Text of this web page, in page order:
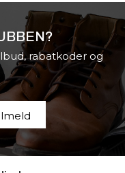
rabatkoder og